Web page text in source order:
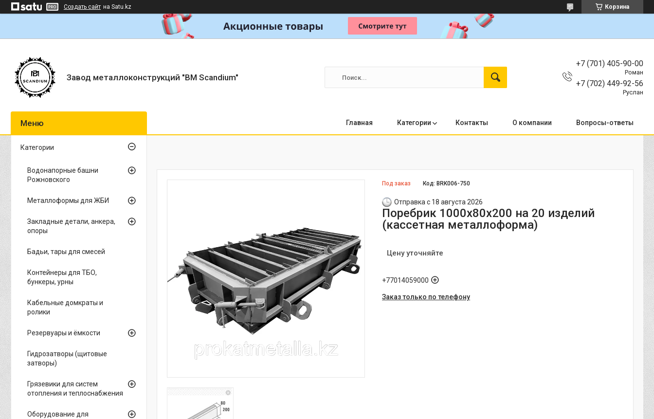
Создать сайт на Satu.kz Корзина
Завод металлоконструкций "BM Scandium"
+7 (701) 405-90-00
Роман
+7 (702) 449-92-56
Руслан
Главная Категории Контакты О компании Вопросы-ответы
Под заказ Код: BRK006-750
Отправка с 18 августа 2026
Поребрик 1000х80х200 на 20 изделий
(кассетная металлоформа)
Цену уточняйте
+77014059000
Заказ только по телефону
Категории
Водонапорные башни
Рожновского
Металлоформы для ЖБИ
Закладные детали, анкера,
опоры
Бадьи, тары для смесей
Контейнеры для ТБО,
бункеры, урны
Кабельные домкраты и
ролики
Резервуары и ёмкости
Гидрозатворы (щитовые
затворы)
Грязевики для систем
отопления и теплоснабжения
Оборудование для